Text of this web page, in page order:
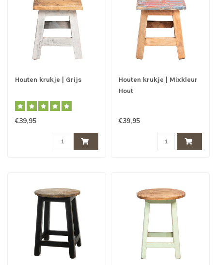
Houten krukje | Grijs
€39,95
Houten krukje | Mixkleur
Hout
€39,95